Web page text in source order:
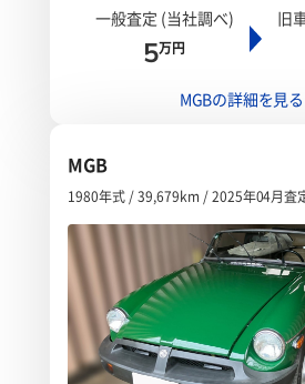
一般査定 (当社調べ)
5万円
旧
MGBの詳細を見る
MGB
1980年式 / 39,679km / 2025年04月査